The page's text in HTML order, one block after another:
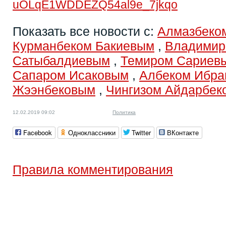
uOLqE1WDDEZQ54al9e_7jkqo
Показать все новости с:
Курманбеком Бакиевым ,
Сатыбалдиевым , Темиром
Сапаром Исаковым , Албеком
Жээнбековым , Чингизом
12.02.2019 09:02 Политика
Facebook Одноклассники Twitter ВКонтакте
Правила комментирования